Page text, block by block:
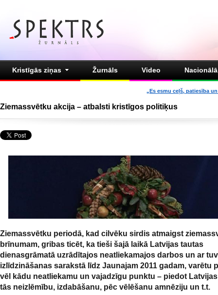
Kristīgās ziņas Žurnāls Video
„Es esmu ceļš, patiesība
Ziemassvētku akcija – atbalsti kristīgos politiķus
Ziemassvētku periodā, kad cilvēku sirdis atmaigst
brīnumam, gribas ticēt, ka tieši šajā laikā Latvijas tautas
dienasgrāmatā uzrādītajos neatliekamajos darbos un ar
izlīdzināšanas sarakstā līdz Jaunajam 2011 gadam, varētu
vēl kādu neatliekamu un vajadzīgu punktu – piedot
tās neizlēmību, izdabāšanu, pēc vēlēšanu amnēziju un t.t.